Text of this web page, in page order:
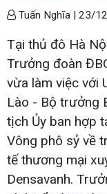
Tuấn Nghĩa | 23/
Tại thủ đô Hà
Trưởng đoàn
vừa làm việc với
Lào - Bộ trưởng
tịch Ủy ban hợp
Vông phô sỷ về
tế thương mại
Densavanh.